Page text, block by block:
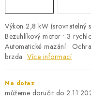
Výkon 2,8 kW (srovnatelný
Bezuhlíkový motor • 3
Automatické mazání •
brzda Více informací
Na dotaz